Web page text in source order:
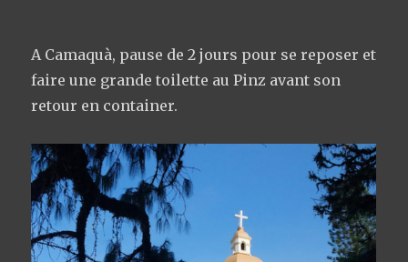
A Camaquà, pause de 2 jours pour se reposer et
faire une grande toilette au Pinz avant son
retour en container.